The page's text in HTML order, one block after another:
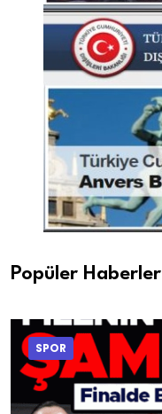
Popüler Haberler
SPOR